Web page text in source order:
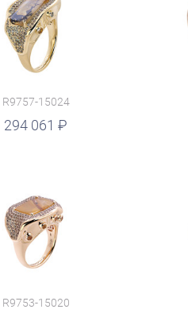
R9757-15024
294 061
руб.
R9753-15020